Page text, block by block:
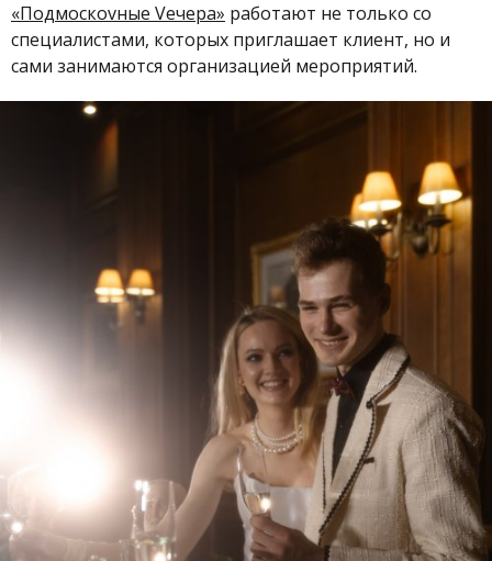
«Подмоскоvные Vечера» работают не только со
специалистами, которых приглашает клиент, но и
сами занимаются организацией мероприятий.